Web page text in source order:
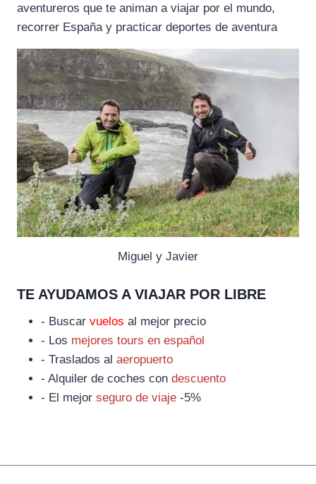
aventureros que te animan a viajar por el mundo,
recorrer España y practicar deportes de aventura
Miguel y Javier
TE AYUDAMOS A VIAJAR POR LIBRE
- Buscar vuelos al mejor precio
- Los mejores tours en español
- Traslados al aeropuerto
- Alquiler de coches con descuento
- El mejor seguro de viaje -5%